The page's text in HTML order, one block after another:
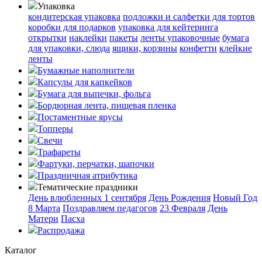
Упаковка
кондитерская упаковка подложки и салфетки для тортов
коробки для подарков упаковка для кейтеринга
открытки наклейки пакеты ленты упаковочные бумага
для упаковки, слюда ящики, корзины конфетти клейкие
ленты
Бумажные наполнители
Капсулы для капкейков
Бумага для выпечки, фольга
Бордюрная лента, пищевая пленка
Постаментные ярусы
Топперы
Свечи
Трафареты
Фартуки, перчатки, шапочки
Праздничная атрибутика
Тематические праздники
День влюбленных 1 сентября День Рождения Новый Год
8 Марта Поздравляем педагогов 23 Февраля День
Матери Пасха
Распродажа
Каталог